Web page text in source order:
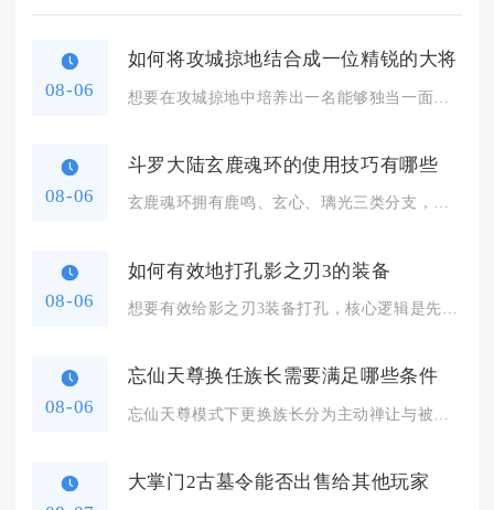
08-06
如何将攻城掠地结合成一位精锐的大将
08-06
斗罗大陆玄鹿魂环的使用技巧有哪些
玄鹿魂环拥有鹿鸣、玄心、璃光三类分支，想要发挥全部价值，核心...
08-06
如何有效地打孔影之刃3的装备
08-06
忘仙天尊换任族长需要满足哪些条件
大掌门2古墓令能否出售给其他玩家